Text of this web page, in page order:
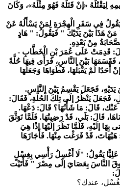
لِيَقْتُلَهُ «إنْ قَتَلَهُ فَهُوَ مِثْلُهُ»، وَكَانَ
فِي سَفَرِ الْهِجْرَةِ لِمَنْ يَسْأَلُهُ عَنْ
مَنْ هَذَا بَيْنَ يَدَيْك " فَيَقُولُ: " هَادٍ
مِنْ بَعْدِهِ.
قَدِمَتْ عَلَى عُمَرَ بْنِ الْخَطَّابِ -
بَيْنَ النَّاسِ، فَرَأَى فِيهَا حُلَّةً
لَمْ يَقْبَلْهَا، فَطَوَاهَا وَجَعَلَهَا
يَدَيْهِ، فَجَعَلَ يَقْسِمُ بَيْنَ النَّاسِ.
فَجَعَلَ يَنْظُرُ إلَى تِلْكَ الْحُلَّةِ، فَقَالَ:
قَالَ: مَا شَأْنُهَا؟ قَالَ: دَعْهَا.
قَالَ: بَلَى، قَدْ رَضِيتُهَا. فَلَمَّا تَوَثَّقَ
بِهَا إلَيْهِ، فَلَمَّا نَظَرَ إلَيْهَا إذْا هِيَ
هَيْهَاتَ، قَدْ فَرَغْت مِنْهَا. فَأَجَازَهَا
يَقُولُ: "لَا أَغْسِلُ رَأْسِي بِغِسْلٍ
النَّاسَ بِعَصَايَ إلَى مِصْرَ " فَأَتَيْت
عندك؟